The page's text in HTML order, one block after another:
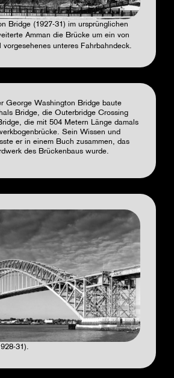
Bridge (1927-31) im ursprünglichen
Amman die Brücke um ein von
vorgesehenes unteres Fahrbahndeck.
George Washington Bridge baute
Bridge, die Outerbridge Crossing
die mit 504 Metern Länge damals
Sein Wissen und
er in einem Buch zusammen, das
des Brückenbaus wurde.
31).